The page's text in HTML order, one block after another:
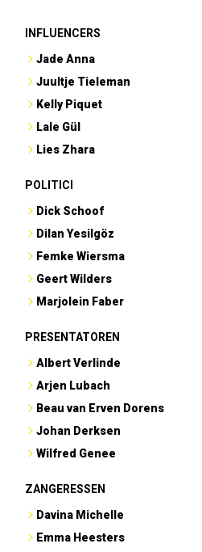
INFLUENCERS
Jade Anna
Juultje Tieleman
Kelly Piquet
Lale Gül
Lies Zhara
POLITICI
Dick Schoof
Dilan Yesilgöz
Femke Wiersma
Geert Wilders
Marjolein Faber
PRESENTATOREN
Albert Verlinde
Arjen Lubach
Beau van Erven Dorens
Johan Derksen
Wilfred Genee
ZANGERESSEN
Davina Michelle
Emma Heesters